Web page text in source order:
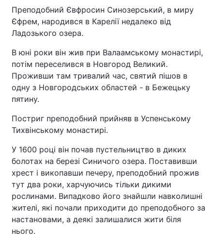
Преподобний Євфросин Синозерський, в миру
Єфрем, народився в Карелії недалеко від
Ладозького озера.
В юні роки він жив при Валаамському монастирі,
потім переселився в Новгород Великий.
Проживши там тривалий час, святий пішов в
одну з Новгородських областей - в Бежецьку
пятину.
Постриг преподобний прийняв в Успенському
Тихвінському монастирі.
У 1600 році він почав пустельництво в диких
болотах на березі Синичого озера. Поставивши
хрест і викопавши печеру, преподобний прожив
тут два роки, харчуючись тільки дикими
рослинами. Випадково його знайшли навколишні
жителі, які почали приходити до преподобного за
настановами, а деякі залишалися жити біля
нього.